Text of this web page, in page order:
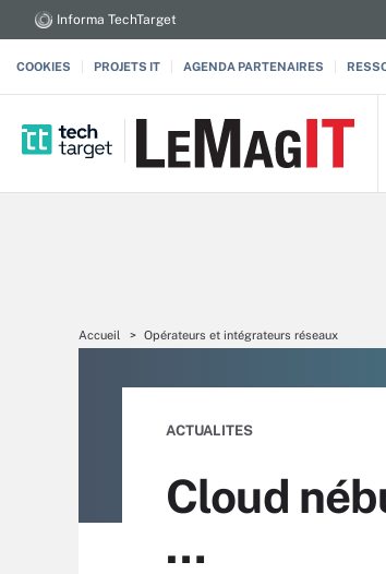
Informa TechTarget
COOKIES PROJETS IT AGENDA PARTENAIRES
Accueil Opérateurs et intégrateurs réseaux
ACTUALITES
Cloud
…